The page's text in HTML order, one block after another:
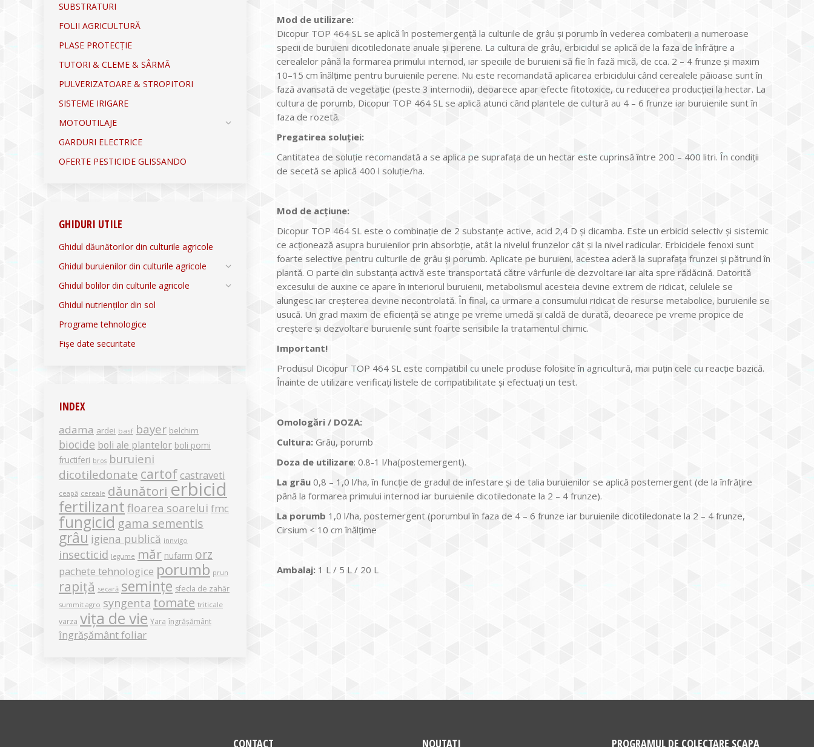
Mod de utilizare:
Dicopur TOP 464 SL se aplică în postemergenţă la culturile de grâu şi porumb în vederea combaterii a numeroase
specii de buruieni dicotiledonate anuale şi perene. La cultura de grâu, erbicidul se aplică de la faza de înfrăţire a
cerealelor până la formarea primului internod, iar speciile de buruieni să fie în fază mică, de cca. 2 – 4 frunze și maxim
10–15 cm înălţime pentru buruienile perene. Nu este recomandată aplicarea erbicidului când cerealele păioase sunt în
fază avansată de vegetaţie (peste 3 internodii), deoarece apar efecte fitotoxice, cu reducerea producţiei la hectar. La
cultura de porumb, Dicopur TOP 464 SL se aplică atunci când plantele de cultură au 4 – 6 frunze iar buruienile sunt în
faza de rozetă.
Pregatirea soluţiei:
Cantitatea de soluţie recomandată a se aplica pe suprafaţa de un hectar este cuprinsă între 200 – 400 litri. În condiţii
de secetă se aplică 400 l soluţie/ha.
Mod de acţiune:
Dicopur TOP 464 SL este o combinație de 2 substanțe active, acid 2,4 D și dicamba. Este un erbicid selectiv și sistemic
ce acționează asupra buruienilor prin absorbție, atât la nivelul frunzelor cât și la nivel radicular. Erbicidele fenoxi sunt
foarte selective pentru culturile de grâu și porumb. Aplicate pe buruieni, acestea aderă la suprafața frunzei și pătrund în
plantă. O parte din substanța activă este transportată către vârfurile de dezvoltare iar alta spre rădăcină. Datorită
excesului de auxine ce apare în interiorul buruienii, metabolismul acesteia devine extrem de ridicat, celulele se
alungesc iar creșterea devine necontrolată. În final, ca urmare a consumului ridicat de resurse metabolice, buruienile se
usucă. Un grad maxim de eficiență se atinge pe vreme umedă și caldă de durată, deoarece pe vreme propice de
creștere și dezvoltare buruienile sunt foarte sensibile la tratamentul chimic.
Important!
Produsul Dicopur TOP 464 SL este compatibil cu unele produse folosite în agricultură, mai puţin cele cu reacție bazică.
Înainte de utilizare verificaţi listele de compatibilitate și efectuați un test.
Omologări / DOZA:
Cultura: Grâu, porumb
Doza de utilizare: 0.8-1 l/ha(postemergent).
La grâu 0,8 – 1,0 l/ha, în funcţie de gradul de infestare şi de talia buruienilor se aplică postemergent (de la înfrăţire
până la formarea primului internod iar buruienile dicotiledonate la 2 – 4 frunze).
La porumb 1,0 l/ha, postemergent (porumbul în faza de 4 – 6 frunze iar buruienile dicotiledonate la 2 – 4 frunze,
Cirsium < 10 cm înălţime
Ambalaj: 1 L / 5 L / 20 L
SUBSTRATURI
FOLII AGRICULTURĂ
PLASE PROTECȚIE
TUTORI & CLEME & SÂRMĂ
PULVERIZATOARE & STROPITORI
SISTEME IRIGARE
MOTOUTILAJE
GARDURI ELECTRICE
OFERTE PESTICIDE GLISSANDO
GHIDURI UTILE
Ghidul dăunătorilor din culturile agricole
Ghidul buruienilor din culturile agricole
Ghidul bolilor din culturile agricole
Ghidul nutrienților din sol
Programe tehnologice
Fișe date securitate
INDEX
adama ardei basf bayer belchim
biocide boli ale plantelor boli pomi
fructiferi bros buruieni
dicotiledonate cartof castraveti
ceapă cereale dăunători erbicid
fertilizant floarea soarelui fmc
fungicid gama sementis
grâu igiena publică innvigo
insecticid legume măr nufarm orz
pachete tehnologice porumb prun
rapiță secară semințe sfecla de zahăr
summit agro syngenta tomate triticale
varza vița de vie Yara îngrășământ
îngrășământ foliar
CONTACT NOUTAȚI PROGRAMUL DE COLECTARE SCAPA